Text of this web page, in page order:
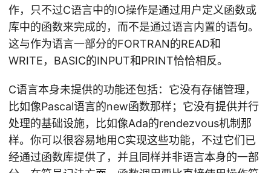
作，只不过C语言中的IO操作是通过用户定义函数或
库中的函数来完成的，而不是通过语言内置的语句。
这与作为语言一部分的FORTRAN的READ和
WRITE，BASIC的INPUT和PRINT恰恰相反。
C语言本身未提供的功能还包括：它没有存储管理，
比如像Pascal语言的new函数那样；它没有提供并行
处理的基础设施，比如像Ada的rendezvous机制那
样。你可以很容易地用C实现这些功能，不过它们已
经通过函数库提供了，并且同样并非语言本身的一部